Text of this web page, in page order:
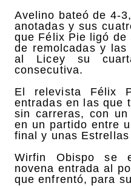
Avelino bateó de 4-
anotadas y sus
que Félix Pie ligó de
de remolcadas y
al Licey su
consecutiva.
El relevista Félix
entradas en las que
sin carreras, con
en un partido entre
final y unas
Wirfin Obispo se
novena entrada al
que enfrentó, para